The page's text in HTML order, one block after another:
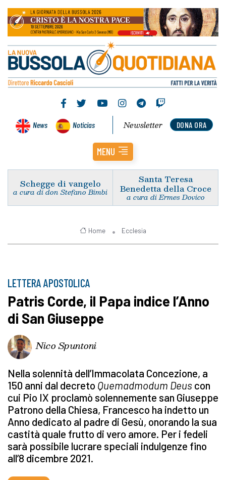
News Noticias DONA ORA
Newsletter
MENU
Schegge di vangelo
a cura di don Stefano Bimbi
Santa Teresa
Benedetta della Croce
a cura di Ermes Dovico
Home Ecclesia
LETTERA APOSTOLICA
Patris Corde, il Papa indice l’Anno
di San Giuseppe
Nico Spuntoni
Nella solennità dell’Immacolata Concezione, a
150 anni dal decreto Quemadmodum Deus con
cui Pio IX proclamò solennemente san Giuseppe
Patrono della Chiesa, Francesco ha indetto un
Anno dedicato al padre di Gesù, onorando la sua
castità quale frutto di vero amore. Per i fedeli
sarà possibile lucrare speciali indulgenze fino
all’8 dicembre 2021.